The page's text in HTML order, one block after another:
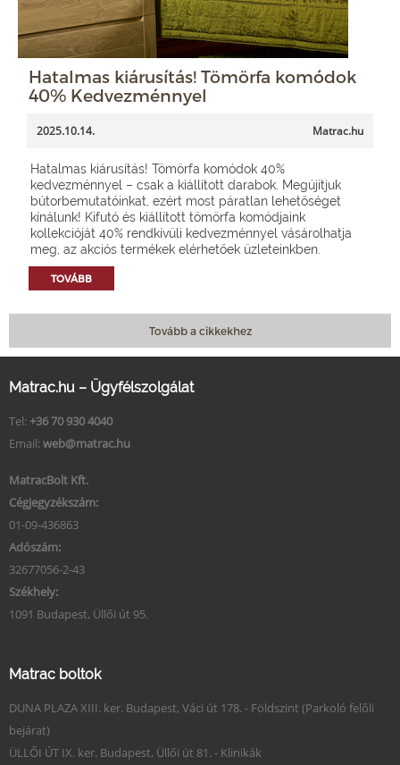
Hatalmas kiárusítás! Tömörfa komódok
40% Kedvezménnyel
2025.10.14. Matrac.hu
Hatalmas kiárusítás! Tömörfa komódok 40%
kedvezménnyel – csak a kiállított darabok. Megújítjuk
bútorbemutatóinkat, ezért most páratlan lehetőséget
kínálunk! Kifutó és kiállított tömörfa komódjaink
kollekcióját 40% rendkívüli kedvezménnyel vásárolhatja
meg, az akciós termékek elérhetőek üzleteinkben.
TOVÁBB
Tovább a cikkekhez
Matrac.hu – Ügyfélszolgálat
Tel: +36 70 930 4040
Email: web@matrac.hu
MatracBolt Kft.
Cégjegyzékszám:
01-09-436863
Adószám:
32677056-2-43
Székhely:
1091 Budapest, Üllői út 95.
Matrac boltok
DUNA PLAZA XIII. ker. Budapest, Váci út 178. - Földszint (Parkoló felőli
bejárat)
ÜLLŐI ÚT IX. ker. Budapest, Üllői út 81. - Klinikák